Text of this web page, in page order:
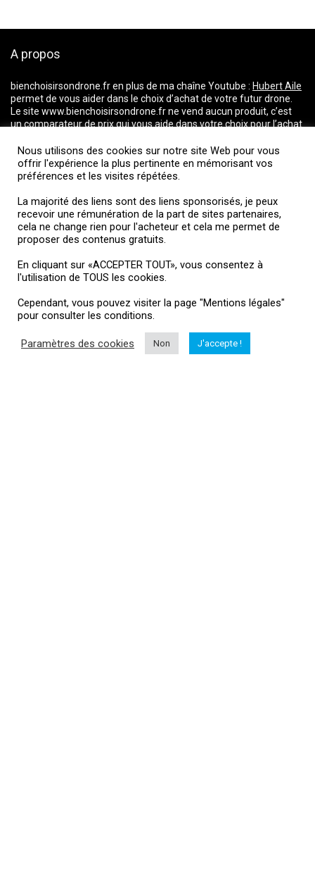
A propos
bienchoisirsondrone.fren plus de ma chaîne Youtube : Hubert Aile
permet de vous aider dans le choix d’achat de votre futur drone.
Le site www.bienchoisirsondrone.fr ne vend aucun produit, c’est
un comparateur de prix qui vous aide dans votre choix pour l’achat
magasins proposant les meilleurs tarifs.
La majorité des liens ci-dessus incluent une commission d’affiliation ou
de partenariats. Je fais partie d’un réseau d’affiliation et je reçois une
l’acheteur et cela me permet de proposer des contenus gratuits.
Informations
Nous utilisons des cookies sur notre site Web pour vous
offrir l'expérience la plus pertinente en mémorisant vos
préférences et les visites répétées.
La majorité des liens sont des liens sponsorisés, je peux
recevoir une rémunération de la part de sites partenaires,
cela ne change rien pour l'acheteur et cela me permet de
proposer des contenus gratuits.
En cliquant sur «ACCEPTER TOUT», vous consentez à
l'utilisation de TOUS les cookies.
Cependant, vous pouvez visiter la page "Mentions légales"
pour consulter les conditions.
Paramètres des cookies Non J'accepte !